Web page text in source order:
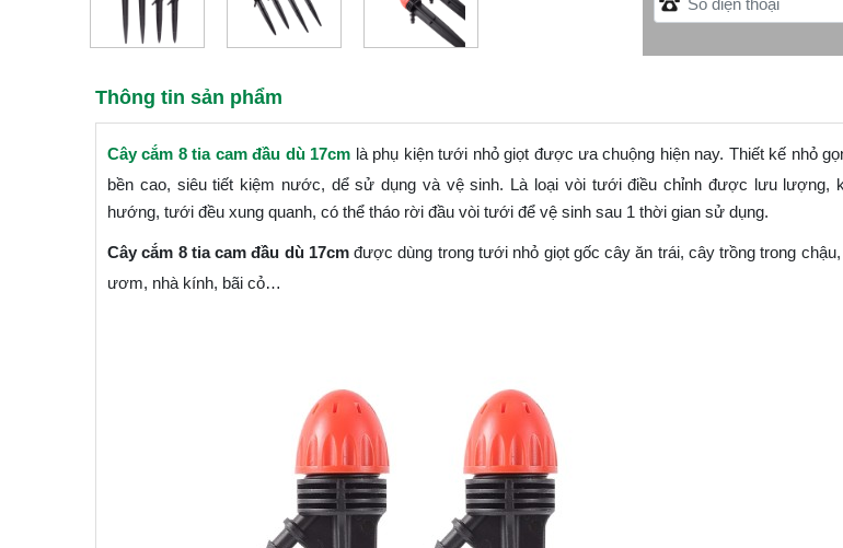
Thông tin sản phẩm
Cây cắm 8 tia cam đầu dù 17cm là phụ kiện tưới nhỏ giọt được ưa chuộng hiện nay. Thiết kế nhỏ
bền cao, siêu tiết kiệm nước, dể sử dụng và vệ sinh. Là loại vòi tưới điều chỉnh được lưu lượng,
hướng, tưới đều xung quanh, có thể tháo rời đầu vòi tưới để vệ sinh sau 1 thời gian sử dụng.
Cây cắm 8 tia cam đầu dù 17cmđược dùng trong tưới nhỏ giọt gốc cây ăn trái, cây trồng trong
ươm, nhà kính, bãi cỏ…